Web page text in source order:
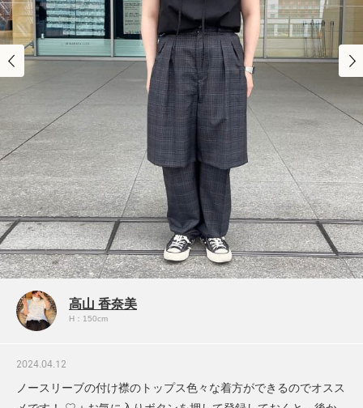
高山 香奈美
H：150cm
2024.04.12
ノースリーブの付け襟のトップス色々な着方ができるのでオスス